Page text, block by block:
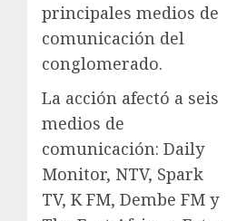
principales medios de
comunicación del
conglomerado.
La acción afectó a seis
medios de
comunicación: Daily
Monitor, NTV, Spark
TV, K FM, Dembe FM y